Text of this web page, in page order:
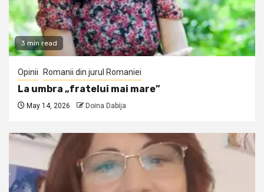
3 min read
Opinii Romanii din jurul Romaniei
La umbra „fratelui mai mare”
May 14, 2026 Doina Dabija